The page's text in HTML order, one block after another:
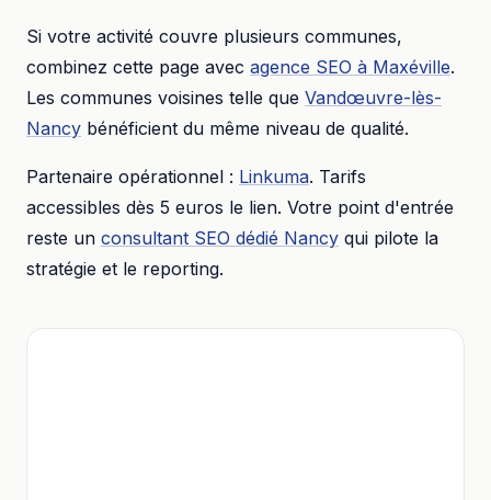
Si votre activité couvre plusieurs communes,
combinez cette page avec agence SEO à Maxéville.
Les communes voisines telle que Vandœuvre-lès-
Nancy bénéficient du même niveau de qualité.
Partenaire opérationnel : Linkuma. Tarifs
accessibles dès 5 euros le lien. Votre point d'entrée
reste un consultant SEO dédié Nancy qui pilote la
stratégie et le reporting.